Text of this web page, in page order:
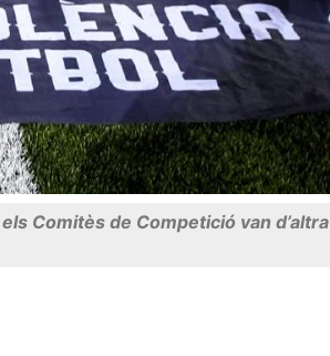
Comitès de Competició van d’altra
Necessàries
Aquestes
cookies no